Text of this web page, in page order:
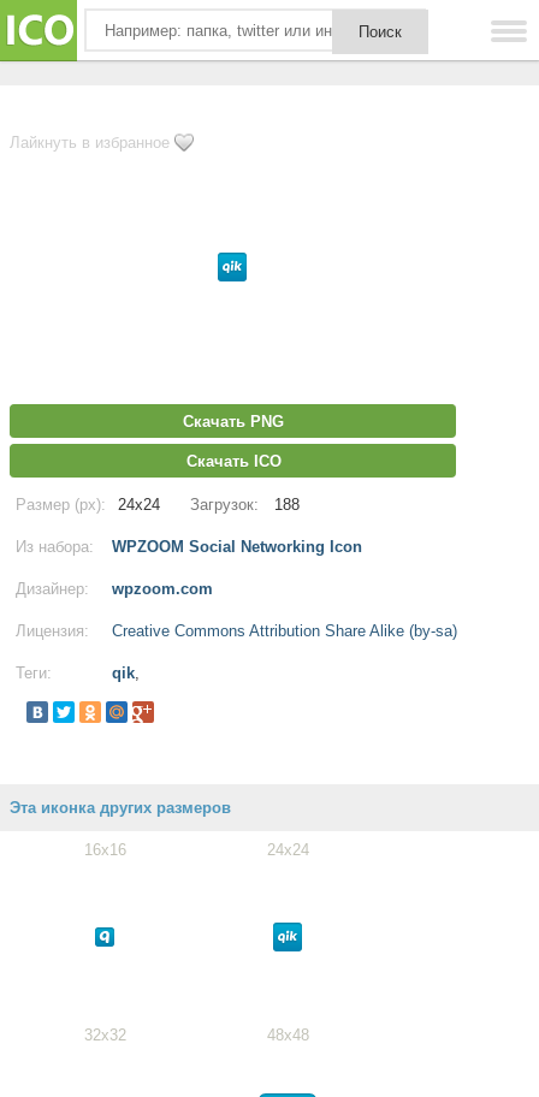
Лайкнуть в избранное
Скачать PNG
Скачать ICO
Размер (px): 24x24 Загрузок: 188
Из набора: WPZOOM Social Networking Icon
Дизайнер: wpzoom.com
Лицензия: Creative Commons Attribution Share Alike (by-sa)
Теги: qik,
Эта иконка других размеров
16x16 24x24
32x32 48x48